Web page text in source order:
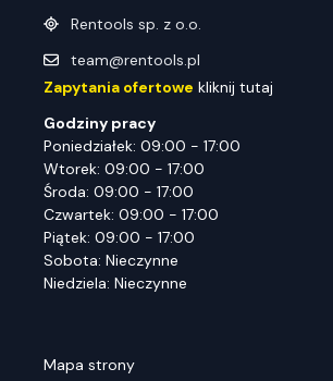
Rentools sp. z o.o.
team@rentools.pl
Zapytania ofertowe kliknij tutaj
Godziny pracy
Poniedziałek: 09:00 - 17:00
Wtorek: 09:00 - 17:00
Środa: 09:00 - 17:00
Czwartek: 09:00 - 17:00
Piątek: 09:00 - 17:00
Sobota: Nieczynne
Niedziela: Nieczynne
Mapa strony